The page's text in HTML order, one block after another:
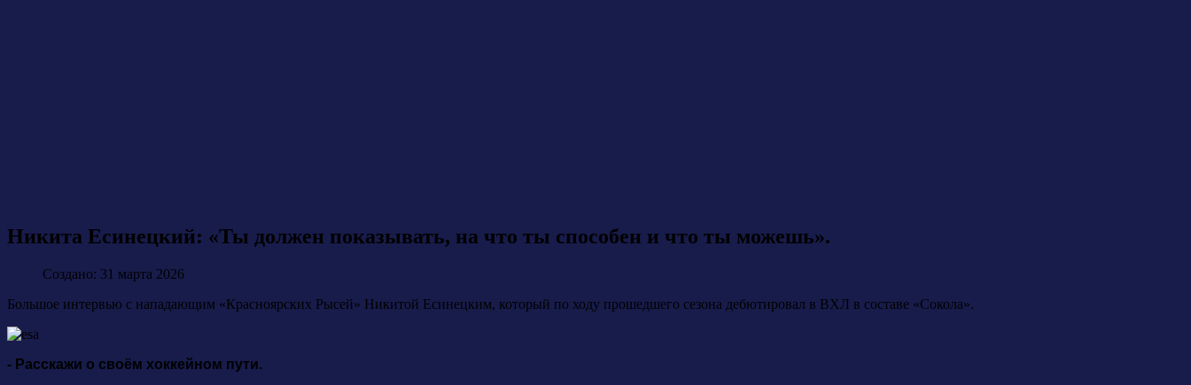
Никита Есинецкий: «Ты должен показывать, на что ты способен и что ты можешь».
Создано: 31 марта 2026
Большое интервью с нападающим «Красноярских Рысей» Никитой Есинецким, который по ходу прошедшего сезона дебютировал в ВХЛ в составе «Сокола».
- Расскажи о своём хоккейном пути.